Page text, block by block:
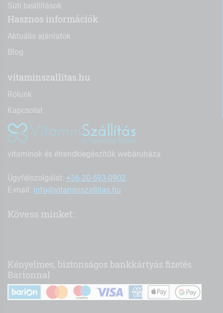
Süti beállítások
Hasznos információk
Aktuális ajánlatok
Blog
vitaminszallitas.hu
Rólunk
Kapcsolat
vitaminok és étrendkiegészítők webáruháza
Ügyfélszolgálat: +36-20-593-0902
E-mail: info@vitaminszallitas.hu
Kövess minket:
Kényelmes, biztonságos bankkártyás fizetés
Barionnal